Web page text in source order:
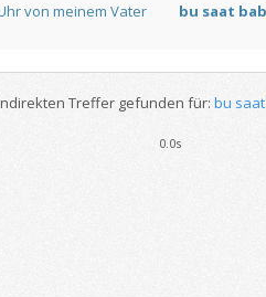
von meinem Vater
bu saat
Treffer gefunden für: bu
0.0s